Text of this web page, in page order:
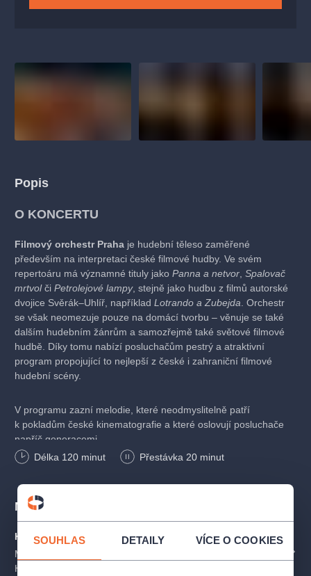
SOUHLAS DETAILY VÍCE O COOKIES
Popis
O KONCERTU
Filmový orchestr Praha je hudební těleso zaměřené
především na interpretaci české filmové hudby. Ve svém
repertoáru má významné tituly jako Panna a netvor, Spalovač
mrtvolči Petrolejové lampy, stejně jako hudbu z filmů autorské
dvojice Svěrák–Uhlíř, například Lotrando a Zubejda. Orchestr
se však neomezuje pouze na domácí tvorbu – věnuje se také
dalším hudebním žánrům a samozřejmě také světové filmové
hudbě. Díky tomu nabízí posluchačům pestrý a atraktivní
program propojující to nejlepší z české i zahraniční filmové
hudební scény.
V programu zazní melodie, které neodmyslitelně patří
k pokladům české kinematografie a které oslovují posluchače
napříč generacemi.
jako jsouPanna a netvor,Tři oříšky pro Popelku,Kolja,
Spalovač mrtvol
Program propojuje skladby závažnějšího charakteru – například
hudbu k filmu
jaké zaznívají třeba ve filmu
Délka 120 minut Přestávka 20 minut
Místa
KLUB Mnichovo Hradiště
Masarykovo náměstí 299, Mnichovo
Hradiště
ZOBRAZIT NA
MAPĚ